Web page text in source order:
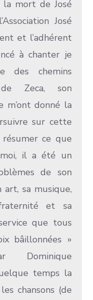
la mort de José
José
et l’adhérent
à chanter je
des chemins
de Zeca, son
m’ont donné la
sur cette
ce que
il a été un
de son
sa musique,
et sa
que tous
bâillonnées »
Dominique
temps la
chansons (de